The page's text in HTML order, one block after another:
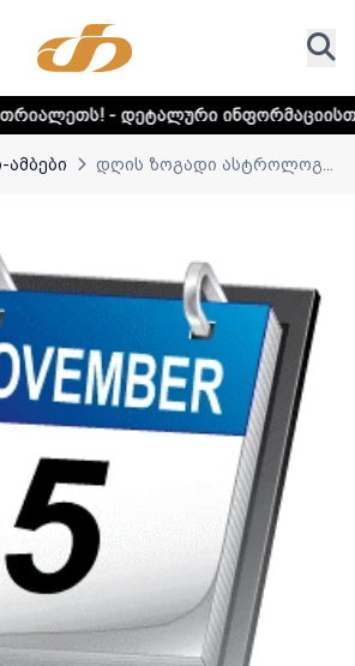
ინფორმაციისთვის
დღის ზოგადი ასტროლოგ...